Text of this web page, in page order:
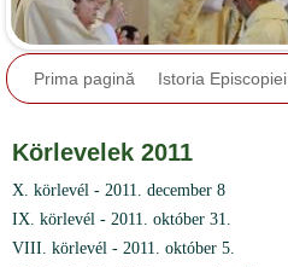
Prima pagină Istoria Episcopiei
Körlevelek 2011
X. körlevél - 2011. december 8
IX. körlevél - 2011. október 31.
VIII. körlevél - 2011. október 5.